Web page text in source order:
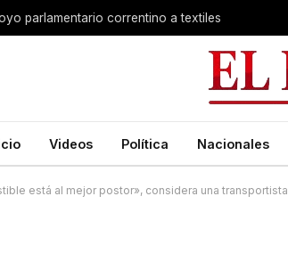
parlamentario correntino a textiles
Videos Política Nacionales
está al mejor postor», considera una transportista